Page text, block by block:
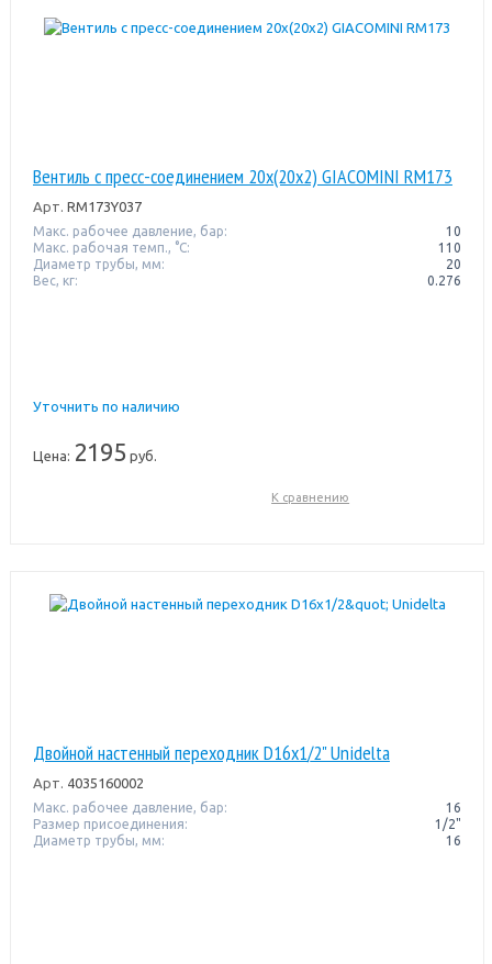
Вентиль с пресс-соединением 20x(20x2) GIACOMINI RM173
Арт. RM173Y037
Макс. рабочее давление, бар:
10
Макс. рабочая темп., °С:
110
Диаметр трубы, мм:
20
Вес, кг:
0.276
Уточнить по наличию
Цена: 2195 руб.
К сравнению
Двойной настенный переходник D16x1/2" Unidelta
Арт. 4035160002
Макс. рабочее давление, бар:
16
Размер присоединения:
1/2"
Диаметр трубы, мм:
16